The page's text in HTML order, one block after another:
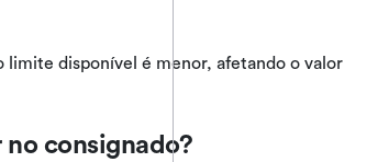
limite disponível é menor, afetando o valor
consignado?